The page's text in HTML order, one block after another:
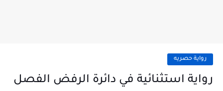
رواية حصريه
رواية استثنائية في دائرة الرفض الفصل